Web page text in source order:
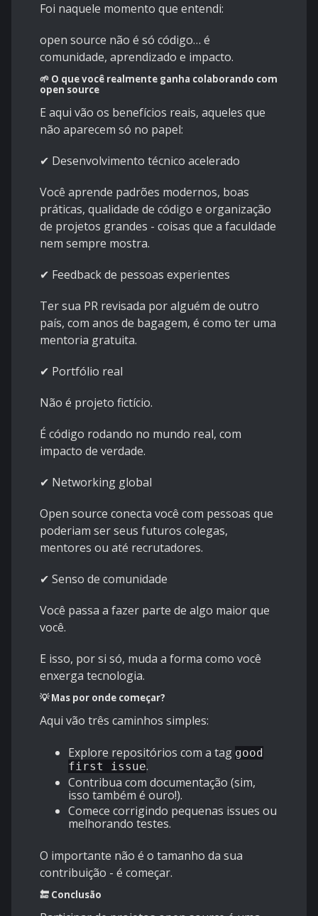
Foi naquele momento que entendi:
open source não é só código… é
comunidade, aprendizado e impacto.
🌱 O que você realmente ganha colaborando com
open source
E aqui vão os benefícios reais, aqueles que
não aparecem só no papel:
✔ Desenvolvimento técnico acelerado
Você aprende padrões modernos, boas
práticas, qualidade de código e organização
de projetos grandes - coisas que a faculdade
nem sempre mostra.
✔ Feedback de pessoas experientes
Ter sua PR revisada por alguém de outro
país, com anos de bagagem, é como ter uma
mentoria gratuita.
✔ Portfólio real
Não é projeto fictício.
É código rodando no mundo real, com
impacto de verdade.
✔ Networking global
Open source conecta você com pessoas que
poderiam ser seus futuros colegas,
mentores ou até recrutadores.
✔ Senso de comunidade
Você passa a fazer parte de algo maior que
você.
E isso, por si só, muda a forma como você
enxerga tecnologia.
💡 Mas por onde começar?
Aqui vão três caminhos simples:
Explore repositórios com a tag good
first issue.
Contribua com documentação (sim,
isso também é ouro!).
Comece corrigindo pequenas issues ou
melhorando testes.
O importante não é o tamanho da sua
contribuição - é começar.
🔚 Conclusão